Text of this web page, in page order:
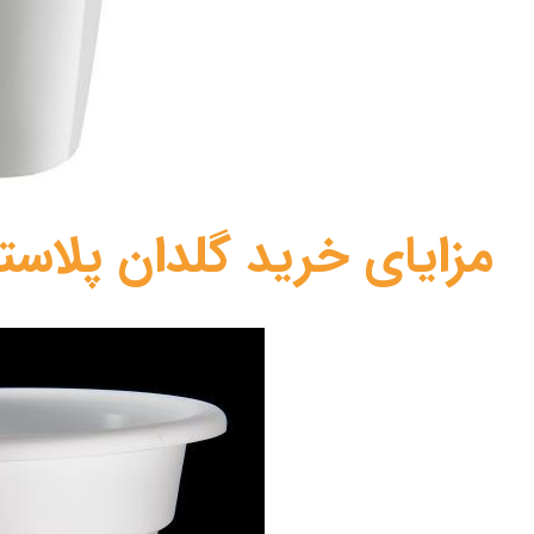
مزایای خرید گلدان